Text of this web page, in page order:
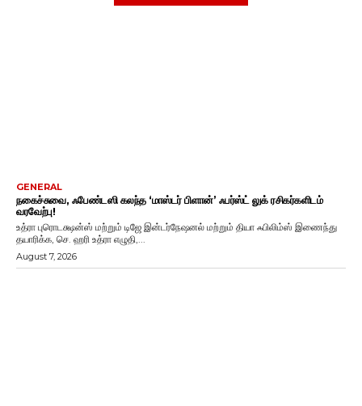
GENERAL
நகைச்சுவை, ஃபேண்டஸி கலந்த ‘மாஸ்டர் பிளான்’ ஃபர்ஸ்ட் லுக் ரசிகர்களிடம்
வரவேற்பு!
உத்ரா புரொடக்ஷன்ஸ் மற்றும் டிஜே இன்டர்நேஷனல் மற்றும் தியா ஃபிலிம்ஸ் இணைந்து
தயாரிக்க, செ. ஹரி உத்ரா எழுதி,...
August 7, 2026